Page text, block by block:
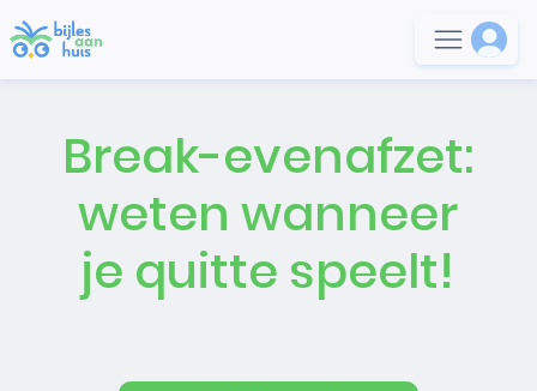
Break-evenafzet:
weten wanneer
je quitte speelt!